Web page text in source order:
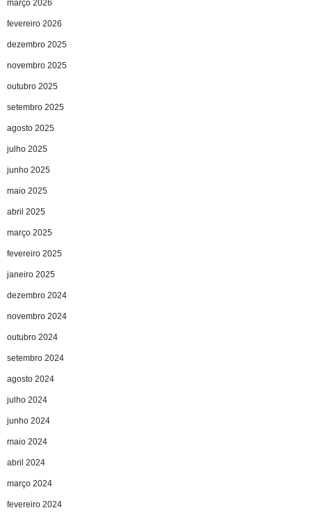
março 2026
fevereiro 2026
dezembro 2025
novembro 2025
outubro 2025
setembro 2025
agosto 2025
julho 2025
junho 2025
maio 2025
abril 2025
março 2025
fevereiro 2025
janeiro 2025
dezembro 2024
novembro 2024
outubro 2024
setembro 2024
agosto 2024
julho 2024
junho 2024
maio 2024
abril 2024
março 2024
fevereiro 2024